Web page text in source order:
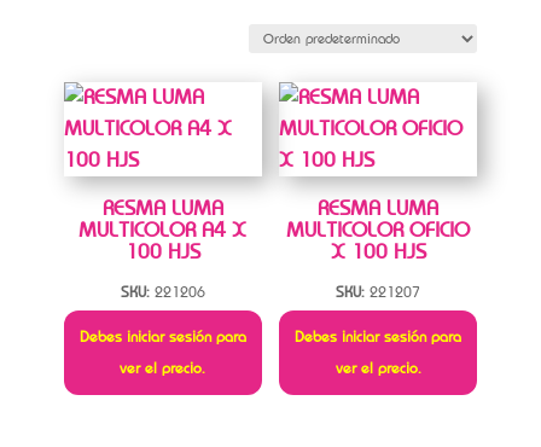
RESMA LUMA
MULTICOLOR A4 X
100 HJS
SKU: 221206
Debes iniciar sesión para
ver el precio.
RESMA LUMA
MULTICOLOR OFICIO
X 100 HJS
SKU: 221207
Debes iniciar sesión para
ver el precio.